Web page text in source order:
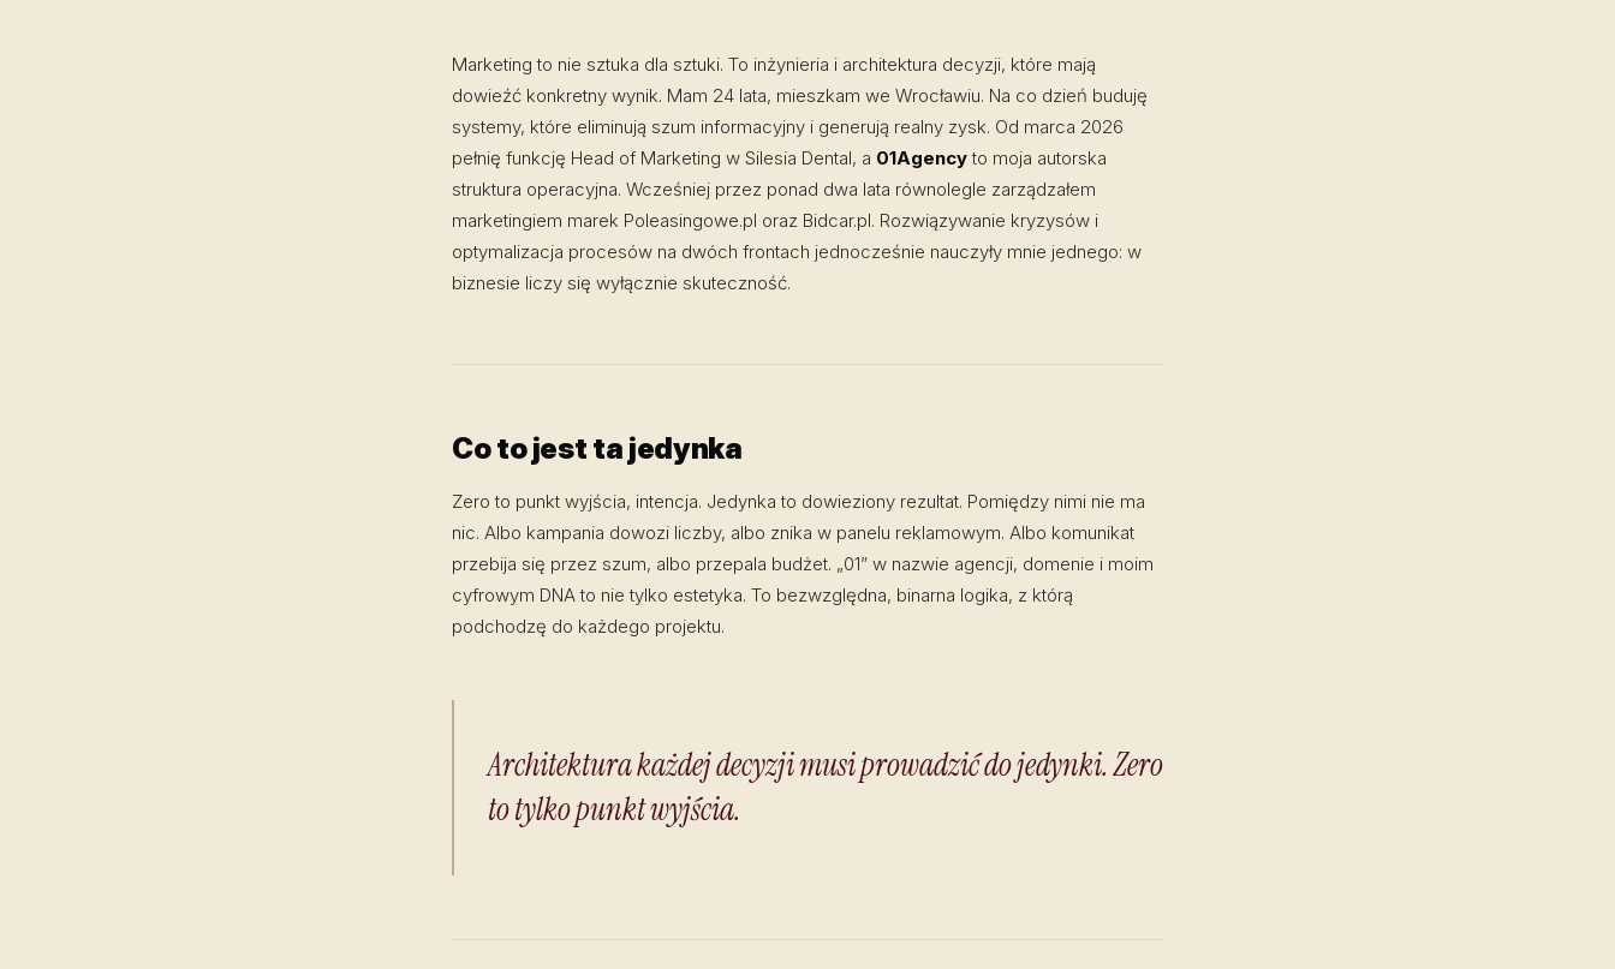
Marketing to nie sztuka dla sztuki. To inżynieria i architektura decyzji, które mają
dowieźć konkretny wynik. Mam 24 lata, mieszkam we Wrocławiu. Na co dzień buduję
systemy, które eliminują szum informacyjny i generują realny zysk. Od marca 2026
pełnię funkcję Head of Marketing w Silesia Dental, a 01Agencyto moja autorska
struktura operacyjna. Wcześniej przez ponad dwa lata równolegle zarządzałem
marketingiem marek Poleasingowe.pl oraz Bidcar.pl. Rozwiązywanie kryzysów i
optymalizacja procesów na dwóch frontach jednocześnie nauczyły mnie jednego: w
biznesie liczy się wyłącznie skuteczność.
Co to jest ta jedynka
Zero to punkt wyjścia, intencja. Jedynka to dowieziony rezultat. Pomiędzy nimi nie ma
nic. Albo kampania dowozi liczby, albo znika w panelu reklamowym. Albo komunikat
przebija się przez szum, albo przepala budżet. „01” w nazwie agencji, domenie i moim
cyfrowym DNA to nie tylko estetyka. To bezwzględna, binarna logika, z którą
podchodzę do każdego projektu.
Architektura każdej decyzji musi prowadzić do jedynki. Zero
to tylko punkt wyjścia.